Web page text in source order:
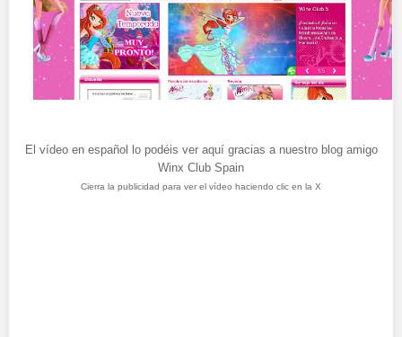
El vídeo en español lo podéis ver aquí gracias a nuestro blog amigo
Winx Club Spain
Cierra la publicidad para ver el vídeo haciendo clic en la X